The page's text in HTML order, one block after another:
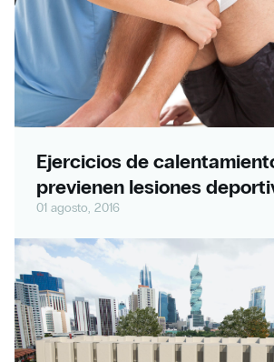
Ejercicios de
previenen lesiones
01 agosto, 2016